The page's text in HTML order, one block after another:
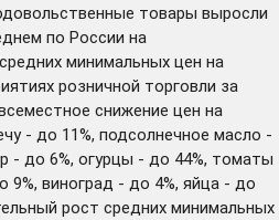
товары выросли
по России на
минимальных цен на
розничной торговли за
снижение цен на
- до 11%, подсолнечное масло -
- до 6%, огурцы - до 44%, томаты
9%, виноград - до 4%, яйца - до
рост средних минимальных